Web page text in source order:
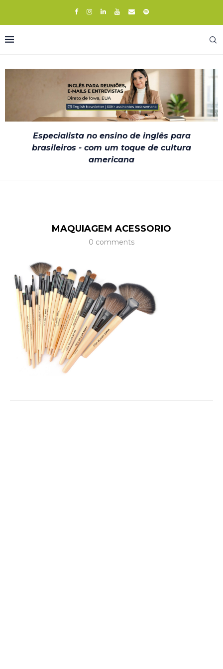
Especialista no ensino de inglês para
brasileiros - com um toque de cultura
americana
MAQUIAGEM ACESSORIO
0 comments